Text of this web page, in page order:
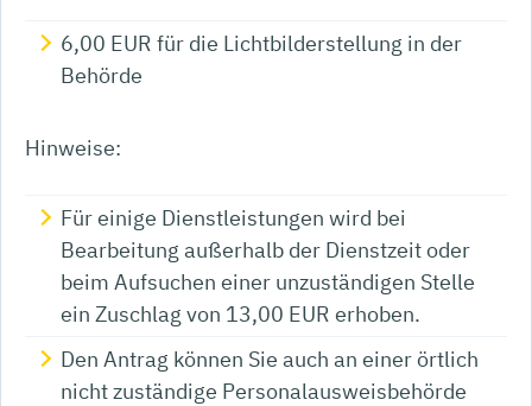
6,00 EUR für die Lichtbilderstellung in der
Behörde
Hinweise:
Für einige Dienstleistungen wird bei
Bearbeitung außerhalb der Dienstzeit oder
beim Aufsuchen einer unzuständigen Stelle
ein Zuschlag von 13,00 EUR erhoben.
Den Antrag können Sie auch an einer örtlich
nicht zuständige Personalausweisbehörde